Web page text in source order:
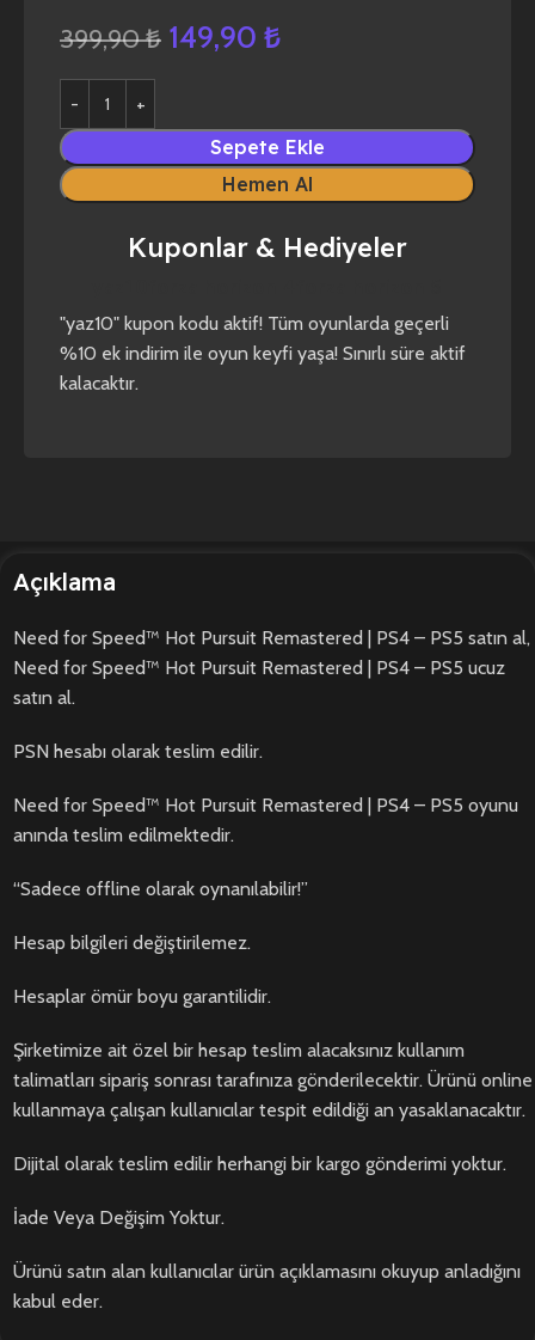
399,90₺ 149,90 ₺
Sepete Ekle
Hemen Al
Kuponlar & Hediyeler
"yaz10" kupon kodu aktif! Tüm oyunlarda geçerli
%10 ek indirim ile oyun keyfi yaşa! Sınırlı süre aktif
kalacaktır.
Açıklama
Need for Speed™ Hot Pursuit Remastered | PS4 – PS5 satın al,
Need for Speed™ Hot Pursuit Remastered | PS4 – PS5 ucuz
satın al.
PSN hesabı olarak teslim edilir.
Need for Speed™ Hot Pursuit Remastered | PS4 – PS5 oyunu
anında teslim edilmektedir.
“Sadece offline olarak oynanılabilir!”
Hesap bilgileri değiştirilemez.
Hesaplar ömür boyu garantilidir.
Şirketimize ait özel bir hesap teslim alacaksınız kullanım
talimatları sipariş sonrası tarafınıza gönderilecektir. Ürünü online
kullanmaya çalışan kullanıcılar tespit edildiği an yasaklanacaktır.
Dijital olarak teslim edilir herhangi bir kargo gönderimi yoktur.
İade Veya Değişim Yoktur.
Ürünü satın alan kullanıcılar ürün açıklamasını okuyup anladığını
kabul eder.